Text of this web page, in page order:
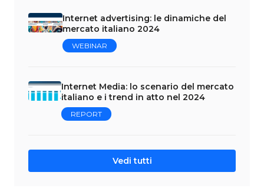
Internet advertising: le dinamiche del
mercato italiano 2024
WEBINAR
Internet Media: lo scenario del mercato
italiano e i trend in atto nel 2024
REPORT
Vedi tutti